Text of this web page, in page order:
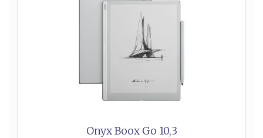
Onyx Boox Go 10,3